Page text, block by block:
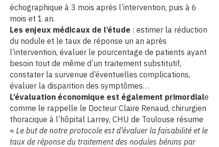
échographique à 3 mois après l’intervention, puis à 6
mois et 1 an.
Les enjeux médicaux de l’étude : estimer la réduction
du nodule et le taux de réponse un an après
l’intervention, évaluer le pourcentage de patients ayant
besoin tout de même d’un traitement substitutif,
constater la survenue d’éventuelles complications,
évaluer la disparition des symptômes…
L’évaluation économique est également primordiale
comme le rappelle le Docteur Claire Renaud, chirurgien
thoracique à l’hôpital Larrey, CHU de Toulouse résume
« Le but de notre protocole est d’évaluer la faisabilité et le
taux de réponse du traitement des nodules bénins par